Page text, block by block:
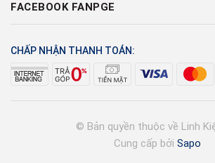
FACEBOOK FANPGE
CHẤP NHẬN THANH TOÁN:
© Bản quyền thuộc về Linh
Cung cấp bởi Sapo